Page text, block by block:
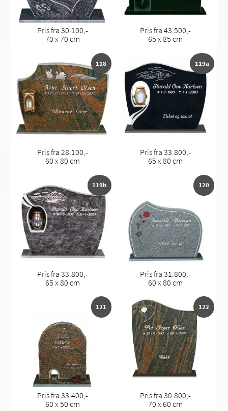
Pris fra 30.100,-
70 x 70 cm
Pris fra 43.500,-
65 x 85 cm
118
Pris fra 28.100,-
60 x 80 cm
119a
Pris fra 33.800,-
65 x 80 cm
119b
Pris fra 33.800,-
65 x 80 cm
120
Pris fra 31.800,-
60 x 80 cm
121
Pris fra 33.400,-
60 x 50 cm
122
Pris fra 30.800,-
70 x 60 cm